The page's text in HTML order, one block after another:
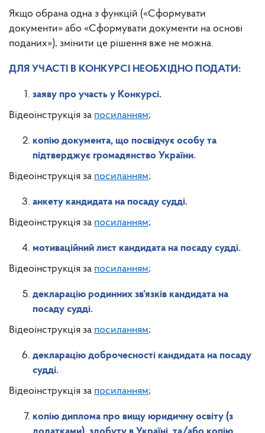
Якщо обрана одна з функцій («Сформувати
документи» або «Сформувати документи на основі
поданих»), змінити це рішення вже не можна.
ДЛЯ УЧАСТІ В КОНКУРСІ НЕОБХІДНО ПОДАТИ:
заяву про участь у Конкурсі.
Відеоінструкція за посиланням;
копію документа, що посвідчує особу та
підтверджує громадянство України.
Відеоінструкція за посиланням;
анкету кандидата на посаду судді.
Відеоінструкція за посиланням;
мотиваційний лист кандидата на посаду судді.
Відеоінструкція за посиланням;
декларацію родинних зв’язків кандидата на
посаду судді.
Відеоінструкція за посиланням;
декларацію доброчесності кандидата на посаду
судді.
Відеоінструкція за посиланням;
копію диплома про вищу юридичну освіту (з